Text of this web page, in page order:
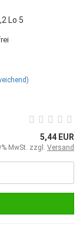
Lo 5
5,44 EUR
MwSt. zzgl. Versand